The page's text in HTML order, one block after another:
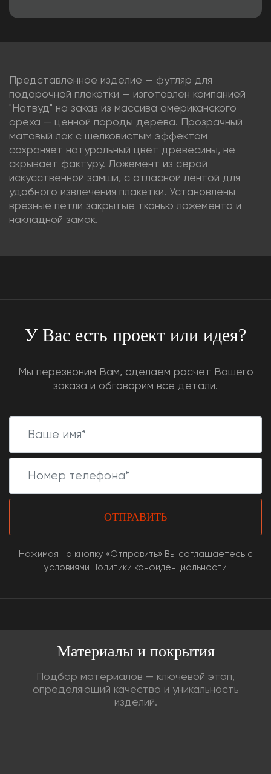
Представленное изделие — футляр для
подарочной плакетки — изготовлен компанией
"Натвуд" на заказ из массива американского
ореха — ценной породы дерева. Прозрачный
матовый лак с шелковистым эффектом
сохраняет натуральный цвет древесины, не
скрывает фактуру. Ложемент из серой
искусственной замши, с атласной лентой для
удобного извлечения плакетки. Установлены
врезные петли закрытые тканью ложемента и
накладной замок.
У Вас есть проект или идея?
Мы перезвоним Вам, сделаем расчет Вашего
заказа и обговорим все детали.
ОТПРАВИТЬ
Нажимая на кнопку «Отправить» Вы соглашаетесь с
условиями Политики конфиденциальности
Материалы и покрытия
Подбор материалов — ключевой этап,
определяющий качество и уникальность
изделий.